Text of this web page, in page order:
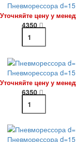
Пневморессора
Уточняйте цену у
4350
Пневморессора
Уточняйте цену у
6350
Пневморессора